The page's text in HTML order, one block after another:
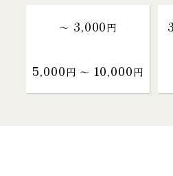
～ 3,000円
5,000円 〜 10,000円